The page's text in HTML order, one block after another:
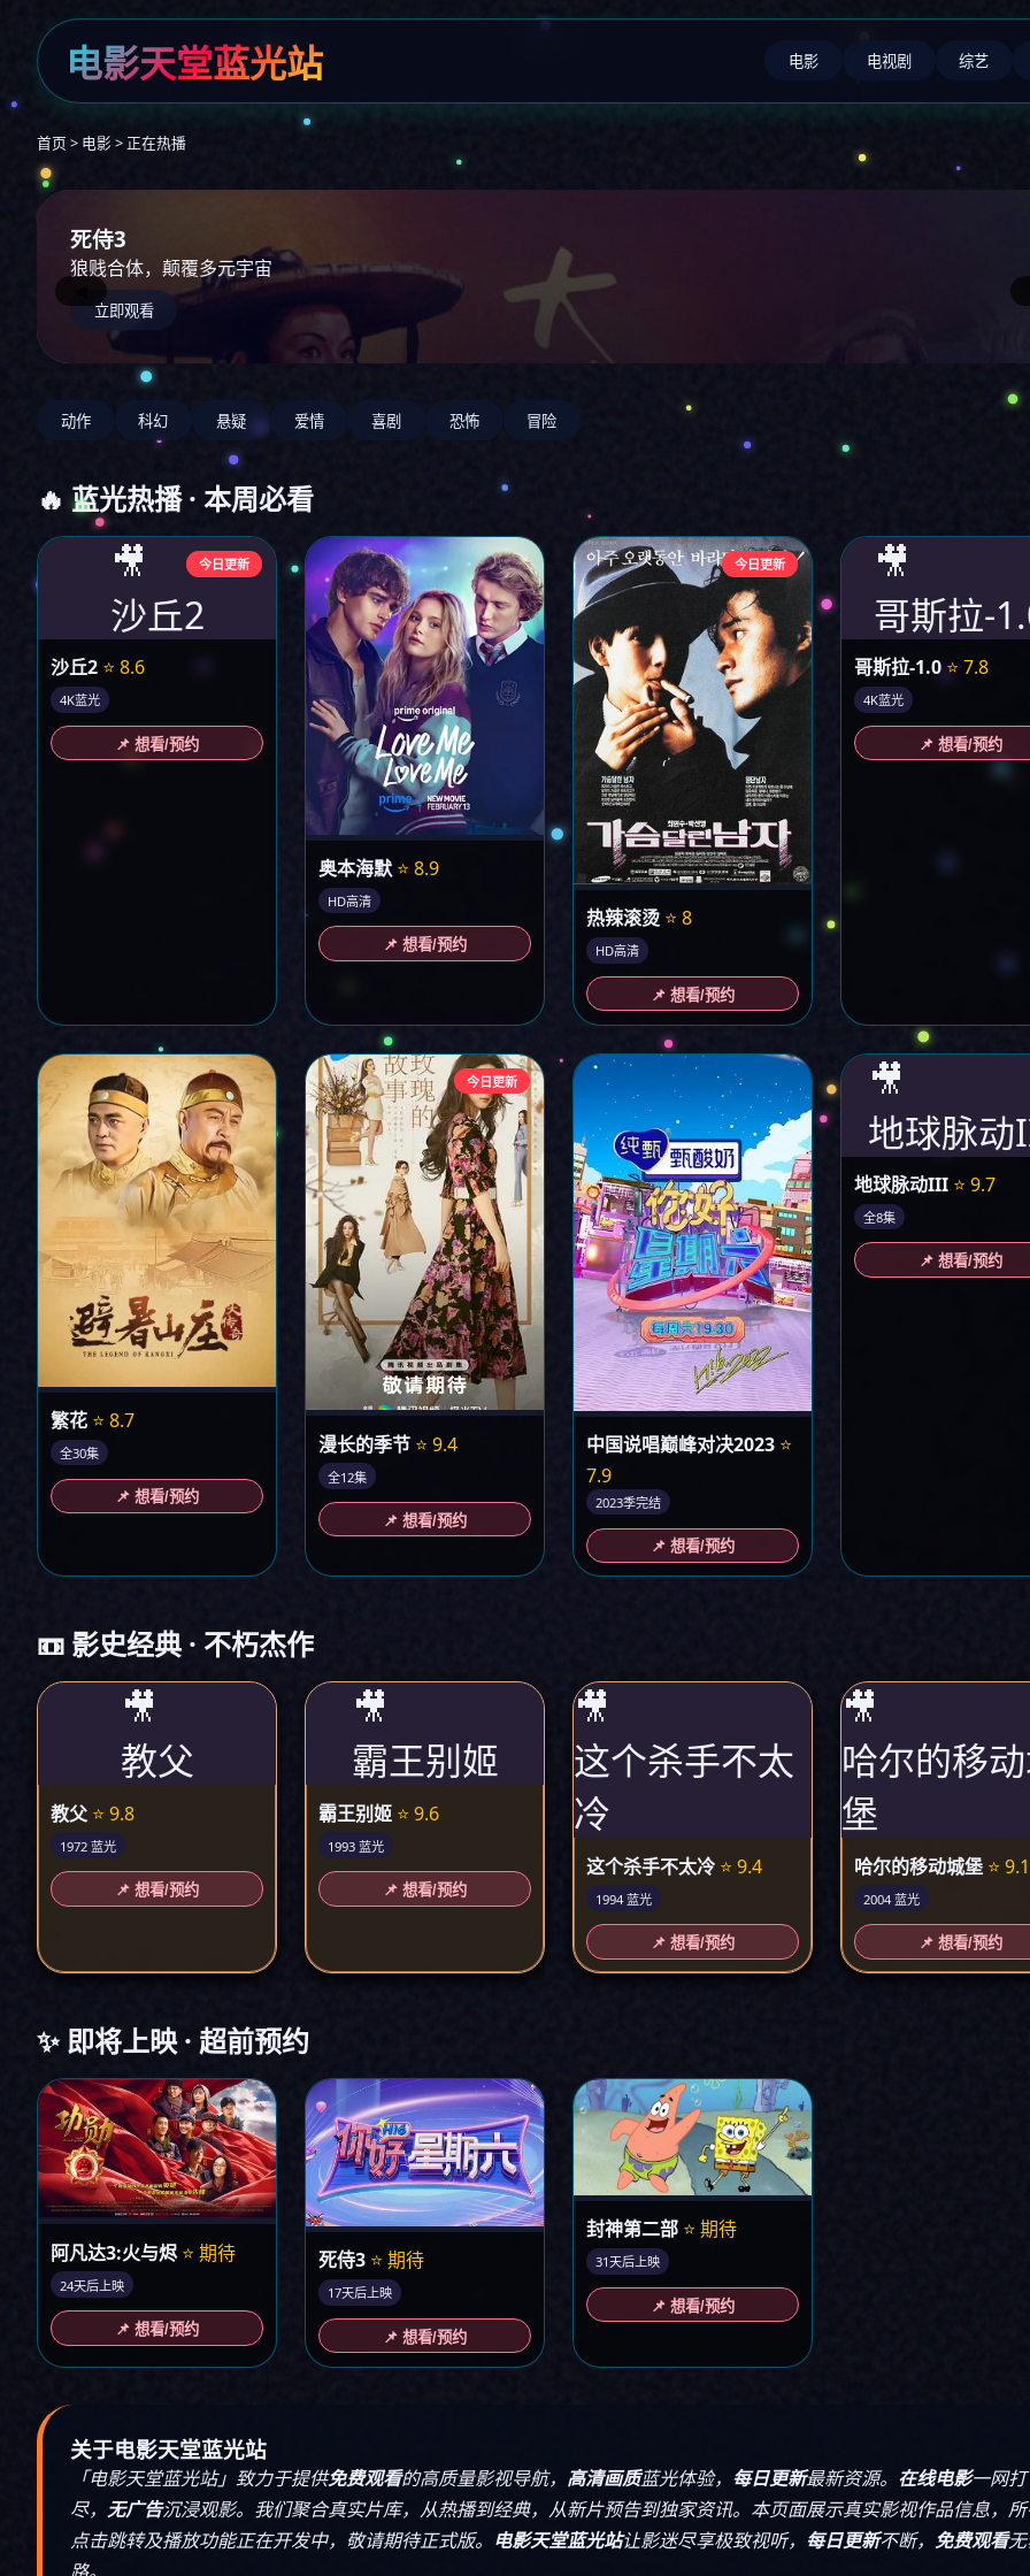
电影天堂蓝光站 电影 电视剧 综艺
首页 > 电影 > 正在热播
阿凡达3
火焰与灰烬，全新冒险
立即观看
动作 科幻 悬疑 爱情 喜剧 恐怖 冒险
🔥 蓝光热播 · 本周必看
今日更新
🎥
沙丘2
沙丘2 ⭐ 8.6
4K蓝光
📌 想看/预约
奥本海默 ⭐ 8.9
HD高清
📌 想看/预约
今日更新
热辣滚烫 ⭐ 8
HD高清
📌 想看/预约
🎥
哥斯拉-
哥斯拉-1.0⭐ 7.8
4K蓝光
📌 想看/预约
繁花 ⭐ 8.7
全30集
📌 想看/预约
今日更新
漫长的季节 ⭐ 9.4
全12集
📌 想看/预约
中国说唱巅峰对决2023 ⭐
7.9
2023季完结
📌 想看/预约
🎥
地球脉
地球脉动III ⭐ 9.7
全8集
📌 想看/预约
📼 影史经典 · 不朽杰作
🎥
教父
教父 ⭐ 9.8
1972 蓝光
📌 想看/预约
🎥
霸王别姬
霸王别姬 ⭐ 9.6
1993 蓝光
📌 想看/预约
🎥
这个杀手不太
冷
这个杀手不太冷 ⭐ 9.4
1994 蓝光
📌 想看/预约
🎥
哈尔的移
堡
哈尔的移动城堡 ⭐ 9.1
2004 蓝光
📌 想看/预约
✨ 即将上映 · 超前预约
阿凡达3:火与烬 ⭐ 期待
24天后上映
📌 想看/预约
死侍3 ⭐ 期待
17天后上映
📌 想看/预约
封神第二部 ⭐ 期待
31天后上映
📌 想看/预约
关于电影天堂蓝光站
「电影天堂蓝光站」致力于提供免费观看的高质量影视导航， 高清画质蓝光体验， 每日更新最新资源。 在线电影一网打
尽， 无广告沉浸观影。我们聚合真实片库，从热播到经典，从新片预告到独家资讯。本页面展示真实影视作品信息，
点击跳转及播放功能正在开发中，敬请期待正式版。 电影天堂蓝光站让影迷尽享极致视听， 每日更新不断， 免费观看
路。